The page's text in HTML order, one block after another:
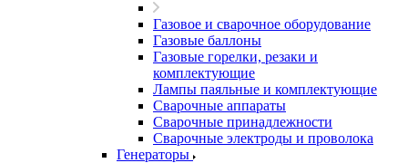
Газовое и сварочное оборудование
Газовые баллоны
Газовые горелки, резаки и
комплектующие
Лампы паяльные и комплектующие
Сварочные аппараты
Сварочные принадлежности
Сварочные электроды и проволока
Генераторы